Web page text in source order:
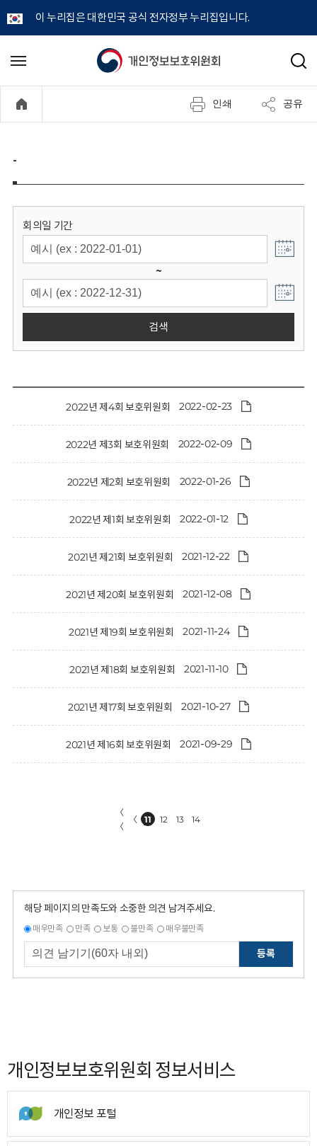
이 누리집은 대한민국 공식 전자정부 누리집입니다.
개
정
보
위
원
회
메
기
검
인쇄 공유
-
회의일 기간
~
검색
2022년 제4회 보호위원회 2022-02-23
2022년 제3회 보호위원회 2022-02-09
2022년 제2회 보호위원회 2022-01-26
2022년 제1회 보호위원회 2022-01-12
2021년 제21회 보호위원회 2021-12-22
2021년 제20회 보호위원회 2021-12-08
2021년 제19회 보호위원회 2021-11-24
2021년 제18회 보호위원회 2021-11-10
2021년 제17회 보호위원회 2021-10-27
2021년 제16회 보호위원회 2021-09-29
〈
〈
〈 11 12 13 14
해당 페이지의 만족도와 소중한 의견 남겨주세요.
매우만족 만족 보통 불만족 매우불만족
등록
개인정보보호위원회 정보서비스
개인정보 포털